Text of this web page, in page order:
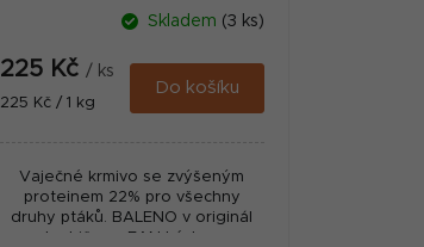
Skladem (3 ks)
225 Kč / ks
Měrná
225 Kč / 1 kg
Do košíku
Vaječné krmivo se zvýšeným
proteinem 22% pro všechny
druhy ptáků. BALENO v originál
krabičce s EAN kódem